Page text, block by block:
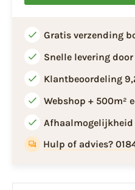
Gratis verzending
Snelle levering
Klantbeoordeling
Webshop + 500m²
Hulp of advies?